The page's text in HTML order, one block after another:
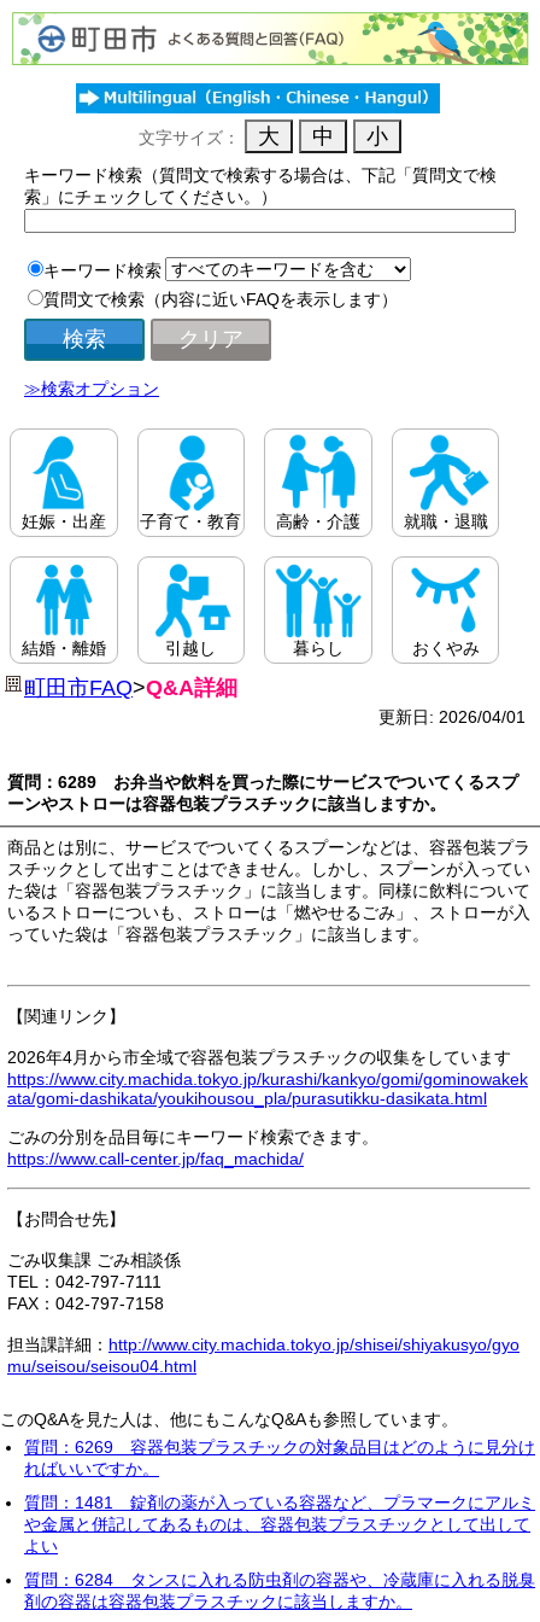
文字サイズ：
キーワード検索（質問文で検索する場合は、下記「質問文で検
索」にチェックしてください。）
キーワード検索
質問文で検索（内容に近いFAQを表示します）
≫検索オプション
妊娠・出産 子育て・教育 高齢・介護 就職・退職
結婚・離婚 引越し 暮らし おくやみ
町田市FAQ>Q&A詳細
更新日: 2026/04/01
質問：6289 お弁当や飲料を買った際にサービスでついてくるスプ
ーンやストローは容器包装プラスチックに該当しますか。
商品とは別に、サービスでついてくるスプーンなどは、容器包装プラ
スチックとして出すことはできません。しかし、スプーンが入ってい
た袋は「容器包装プラスチック」に該当します。同様に飲料について
いるストローについも、ストローは「燃やせるごみ」、ストローが入
っていた袋は「容器包装プラスチック」に該当します。
【関連リンク】
2026年4月から市全域で容器包装プラスチックの収集をしています
https://www.city.machida.tokyo.jp/kurashi/kankyo/gomi/gominowakek
ata/gomi-dashikata/youkihousou_pla/purasutikku-dasikata.html
ごみの分別を品目毎にキーワード検索できます。
https://www.call-center.jp/faq_machida/
【お問合せ先】
ごみ収集課 ごみ相談係
TEL：042-797-7111
FAX：042-797-7158
担当課詳細： http://www.city.machida.tokyo.jp/shisei/shiyakusyo/gyo
mu/seisou/seisou04.html
このQ&Aを見た人は、他にもこんなQ&Aも参照しています。
質問：6269 容器包装プラスチックの対象品目はどのように見分け
ればいいですか。
質問：1481 錠剤の薬が入っている容器など、プラマークにアルミ
や金属と併記してあるものは、容器包装プラスチックとして出して
よい
質問：6284 タンスに入れる防虫剤の容器や、冷蔵庫に入れる脱臭
剤の容器は容器包装プラスチックに該当しますか。